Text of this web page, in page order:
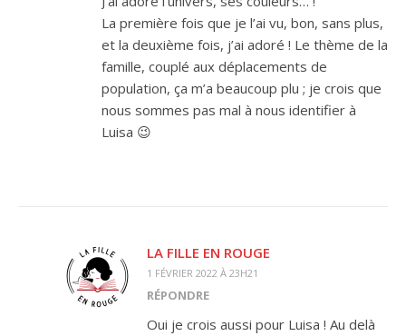
La première fois que je l’ai vu, bon, sans plus,
et la deuxième fois, j’ai adoré ! Le thème de la
famille, couplé aux déplacements de
population, ça m’a beaucoup plu ; je crois que
nous sommes pas mal à nous identifier à
Luisa 😉
LA FILLE EN ROUGE
1 FÉVRIER 2022 À 23H21
RÉPONDRE
Oui je crois aussi pour Luisa ! Au delà